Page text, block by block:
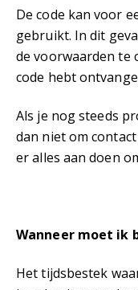
De code kan voor
gebruikt. In dit
de voorwaarden te
code hebt
Als je nog steeds
dan niet om
er alles aan doen
Wanneer moet ik
Het tijdsbestek